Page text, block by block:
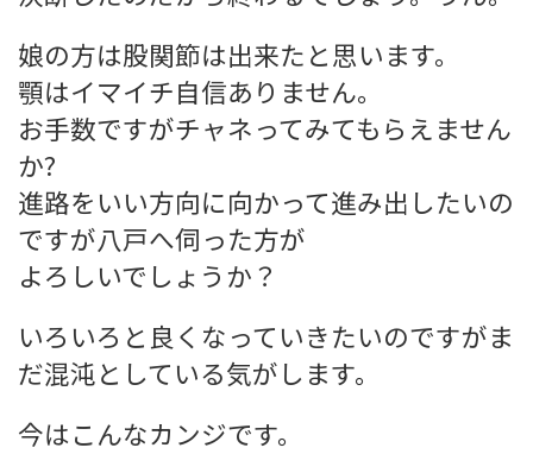
娘の方は股関節は出来たと思います。
顎はイマイチ自信ありません。
お手数ですがチャネってみてもらえません
か?
進路をいい方向に向かって進み出したいの
ですが八戸へ伺った方が
よろしいでしょうか？
いろいろと良くなっていきたいのですがま
だ混沌としている気がします。
今はこんなカンジです。